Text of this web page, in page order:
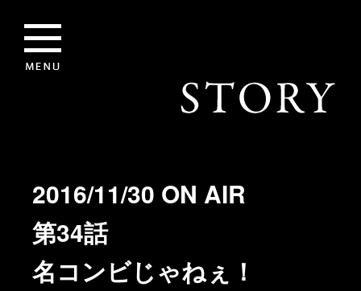
2016/11/30 ON AIR
第34話
名コンビじゃねぇ！